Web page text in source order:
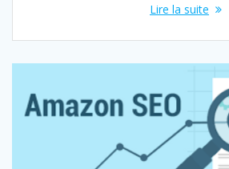
Lire la suite